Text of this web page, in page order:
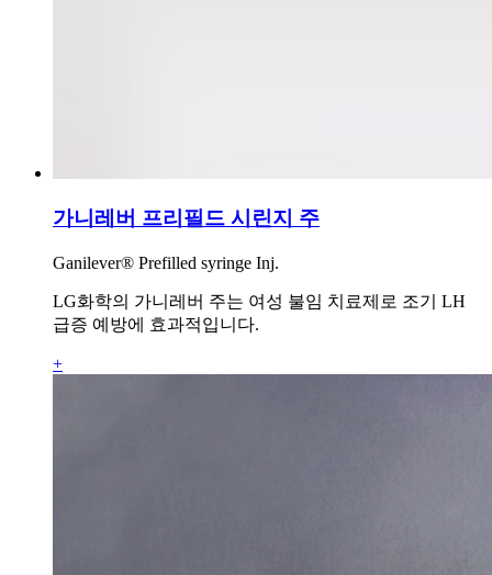
가니레버 프리필드 시린지 주
Ganilever® Prefilled syringe Inj.
LG화학의 가니레버 주는 여성 불임 치료제로 조기 LH
급증 예방에 효과적입니다.
+